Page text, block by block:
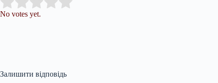
Rate this item:
No votes yet.
Залишити відповідь